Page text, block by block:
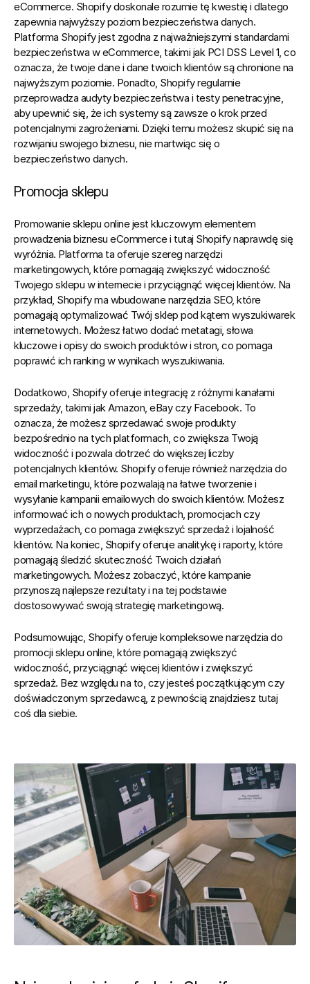
eCommerce. Shopify doskonale rozumie tę kwestię i dlatego
zapewnia najwyższy poziom bezpieczeństwa danych.
Platforma Shopify jest zgodna z najważniejszymi standardami
bezpieczeństwa w eCommerce, takimi jak PCI DSS Level 1, co
oznacza, że twoje dane i dane twoich klientów są chronione na
najwyższym poziomie. Ponadto, Shopify regularnie
przeprowadza audyty bezpieczeństwa i testy penetracyjne,
aby upewnić się, że ich systemy są zawsze o krok przed
potencjalnymi zagrożeniami. Dzięki temu możesz skupić się na
rozwijaniu swojego biznesu, nie martwiąc się o
bezpieczeństwo danych.
Promocja sklepu
Promowanie sklepu online jest kluczowym elementem
prowadzenia biznesu eCommerce i tutaj Shopify naprawdę się
wyróżnia. Platforma ta oferuje szereg narzędzi
marketingowych, które pomagają zwiększyć widoczność
Twojego sklepu w internecie i przyciągnąć więcej klientów. Na
przykład, Shopify ma wbudowane narzędzia SEO, które
pomagają optymalizować Twój sklep pod kątem wyszukiwarek
internetowych. Możesz łatwo dodać metatagi, słowa
kluczowe i opisy do swoich produktów i stron, co pomaga
poprawić ich ranking w wynikach wyszukiwania.
Dodatkowo, Shopify oferuje integrację z różnymi kanałami
sprzedaży, takimi jak Amazon, eBay czy Facebook. To
oznacza, że możesz sprzedawać swoje produkty
bezpośrednio na tych platformach, co zwiększa Twoją
widoczność i pozwala dotrzeć do większej liczby
potencjalnych klientów. Shopify oferuje również narzędzia do
email marketingu, które pozwalają na łatwe tworzenie i
wysyłanie kampanii emailowych do swoich klientów. Możesz
informować ich o nowych produktach, promocjach czy
wyprzedażach, co pomaga zwiększyć sprzedaż i lojalność
klientów. Na koniec, Shopify oferuje analitykę i raporty, które
pomagają śledzić skuteczność Twoich działań
marketingowych. Możesz zobaczyć, które kampanie
przynoszą najlepsze rezultaty i na tej podstawie
dostosowywać swoją strategię marketingową.
Podsumowując, Shopify oferuje kompleksowe narzędzia do
promocji sklepu online, które pomagają zwiększyć
widoczność, przyciągnąć więcej klientów i zwiększyć
sprzedaż. Bez względu na to, czy jesteś początkującym czy
doświadczonym sprzedawcą, z pewnością znajdziesz tutaj
coś dla siebie.